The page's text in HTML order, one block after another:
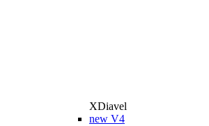
XDiavel
new V4